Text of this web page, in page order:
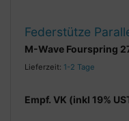
Federstütze
M-Wave Fourspring
Lieferzeit: 1-2 Tage
Empf. VK (inkl 19%